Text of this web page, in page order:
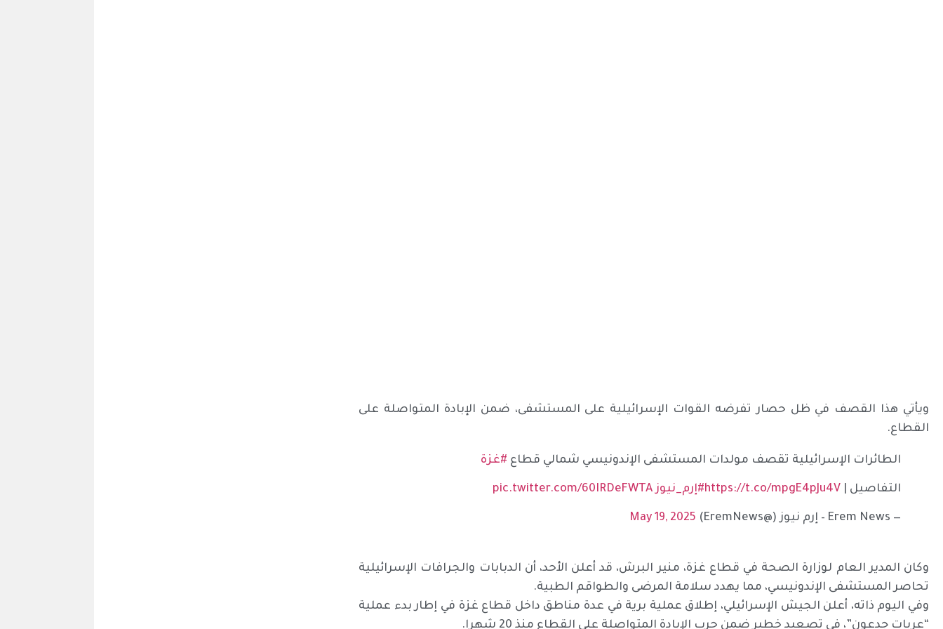
ويأتي هذا القصف في ظل حصار تفرضه القوات الإسرائيلية على المستشفى، ضمن الإبادة المتواصلة على
القطاع.
الطائرات الإسرائيلية تقصف مولدات المستشفى الإندونيسي شمالي قطاع #غزة
التفاصيل | https://t.co/mpgE4pJu4V#إرم_نيوز pic.twitter.com/60IRDeFWTA
— Erem News – إرم نيوز (@EremNews) May 19, 2025
وكان المدير العام لوزارة الصحة في قطاع غزة، منير البرش، قد أعلن الأحد، أن الدبابات والجرافات الإسرائيلية
تحاصر المستشفى الإندونيسي، مما يهدد سلامة المرضى والطواقم الطبية.
وفي اليوم ذاته، أعلن الجيش الإسرائيلي، إطلاق عملية برية في عدة مناطق داخل قطاع غزة في إطار بدء عملية
“عربات جدعون”، في تصعيد خطير ضمن حرب الإبادة المتواصلة على القطاع منذ 20 شهرا.